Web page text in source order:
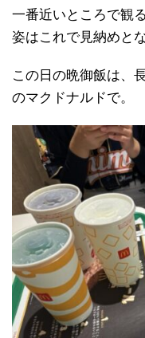
一番近いところで観
姿はこれで見納めと
この日の晩御飯は、
のマクドナルドで。